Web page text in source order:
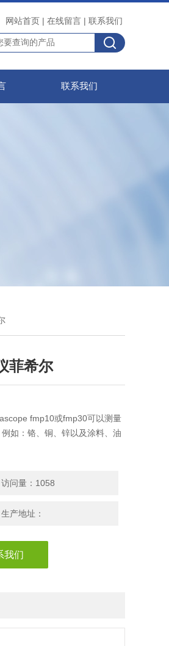
网站首页 | 在线留言 | 联系我们
联系我们
菲希尔
fmp10或fmp30可以测量
如：铬、铜、锌以及涂料、油
访问量：1058
生产地址：
我们